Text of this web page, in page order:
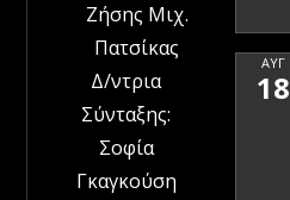
Ζήσης Μιχ.
Πατσίκας
Δ/ντρια
Σύνταξης:
Σοφία
Γκαγκούση
ΑΥΓ
18